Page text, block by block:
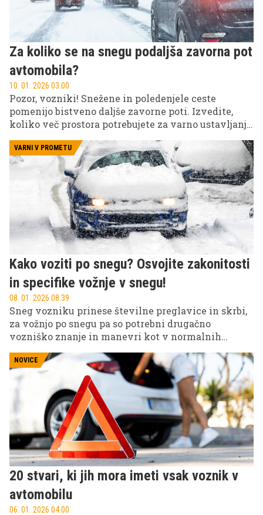
Za koliko se na snegu podaljša zavorna pot
avtomobila?
10. 01. 2026 03.00
Pozor, vozniki! Snežene in poledenjele ceste
pomenijo bistveno daljše zavorne poti. Izvedite,
koliko več prostora potrebujete za varno ustavljanje
in zakaj je tehnično brezhibno vozilo ključnega
pomena.
VARNI V PROMETU
Kako voziti po snegu? Osvojite zakonitosti
in specifike vožnje v snegu!
08. 01. 2026 08.39
Sneg vozniku prinese številne preglavice in skrbi,
za vožnjo po snegu pa so potrebni drugačno
vozniško znanje in manevri kot v normalnih
NOVICE
20 stvari, ki jih mora imeti vsak voznik v
avtomobilu
06. 01. 2026 04.00